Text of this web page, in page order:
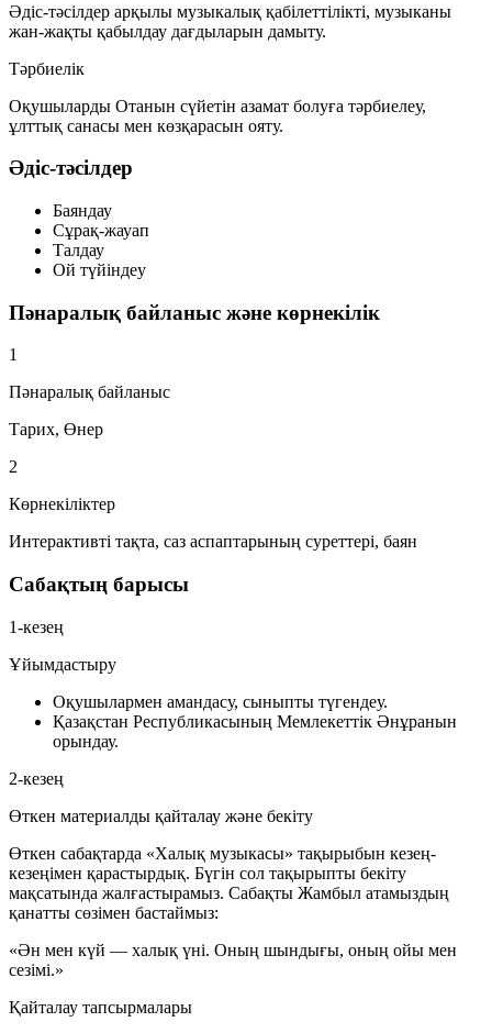
Әдіс-тәсілдер арқылы музыкалық қабілеттілікті, музыканы
жан-жақты қабылдау дағдыларын дамыту.
Тәрбиелік
Оқушыларды Отанын сүйетін азамат болуға тәрбиелеу,
ұлттық санасы мен көзқарасын ояту.
Әдіс-тәсілдер
Баяндау
Сұрақ-жауап
Талдау
Ой түйіндеу
Пәнаралық байланыс және көрнекілік
1
Пәнаралық байланыс
Тарих, Өнер
2
Көрнекіліктер
Интерактивті тақта, саз аспаптарының суреттері, баян
Сабақтың барысы
1-кезең
Ұйымдастыру
Оқушылармен амандасу, сыныпты түгендеу.
Қазақстан Республикасының Мемлекеттік Әнұранын
орындау.
2-кезең
Өткен материалды қайталау және бекіту
Өткен сабақтарда «Халық музыкасы» тақырыбын кезең-
кезеңімен қарастырдық. Бүгін сол тақырыпты бекіту
мақсатында жалғастырамыз. Сабақты Жамбыл атамыздың
қанатты сөзімен бастаймыз:
«Ән мен күй — халық үні. Оның шындығы, оның ойы мен
сезімі.»
Қайталау тапсырмалары